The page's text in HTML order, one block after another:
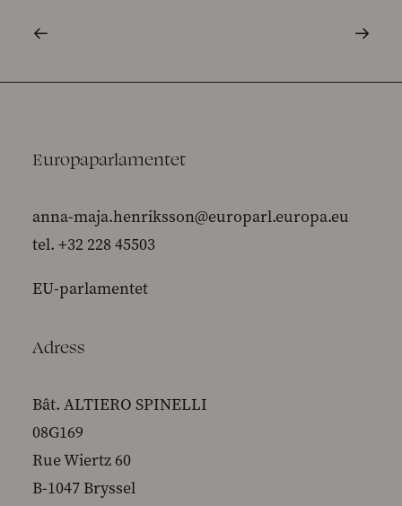
Europaparlamentet
anna-maja.henriksson@europarl.europa.eu
tel. +32 228 45503
EU-parlamentet
Adress
Bât. ALTIERO SPINELLI
08G169
Rue Wiertz 60
B-1047 Bryssel